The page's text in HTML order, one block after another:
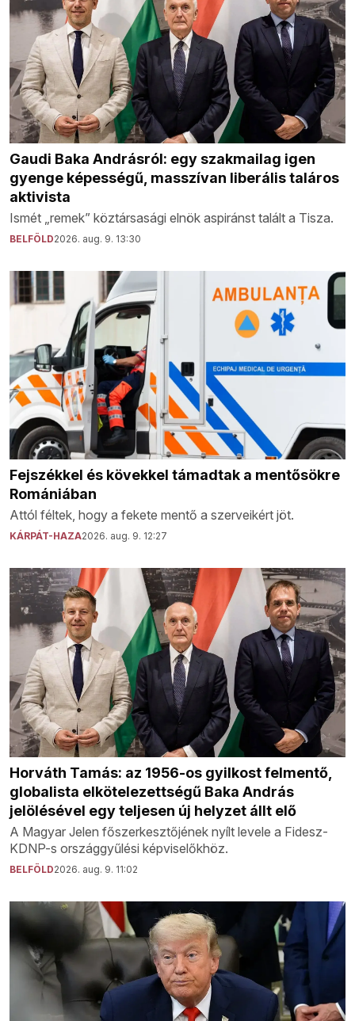
Gaudi Baka Andrásról: egy szakmailag igen
gyenge képességű, masszívan liberális taláros
aktivista
Ismét „remek” köztársasági elnök aspiránst talált a Tisza.
BELFÖLD2026. aug. 9. 13:30
Fejszékkel és kövekkel támadtak a mentősökre
Romániában
Attól féltek, hogy a fekete mentő a szerveikért jöt.
KÁRPÁT-HAZA2026. aug. 9. 12:27
Horváth Tamás: az 1956-os gyilkost felmentő,
globalista elkötelezettségű Baka András
jelölésével egy teljesen új helyzet állt elő
A Magyar Jelen főszerkesztőjének nyílt levele a Fidesz-
KDNP-s országgyűlési képviselőkhöz.
BELFÖLD2026. aug. 9. 11:02